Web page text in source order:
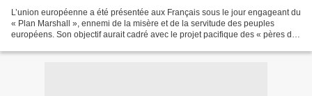
L’union européenne a été présentée aux Français sous le jour engageant du
« Plan Marshall », ennemi de la misère et de la servitude des peuples
européens. Son objectif aurait cadré avec le projet pacifique des « pères de